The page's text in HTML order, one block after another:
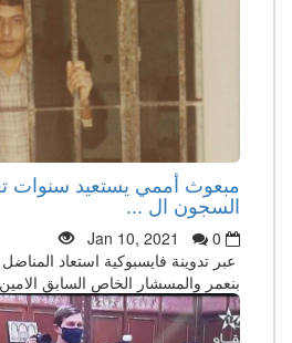
مبعوث أممي يستعيد سنوات
السجون ال ...
Jan 10, 2021
0
عبر تدوينة فايسبوكية استعاد المناضل
بنعمر والمسشار الخاص السابق الامين